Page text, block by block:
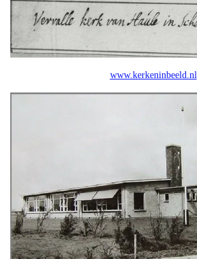
www.kerkeninbeeld.nl